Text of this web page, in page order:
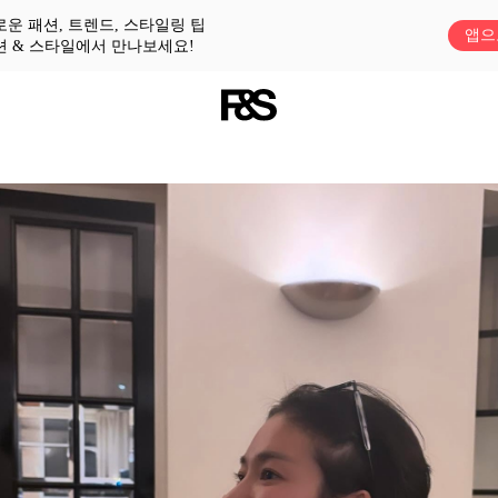
운 패션, 트렌드, 스타일링 팁
& 스타일에서 만나보세요!
앱